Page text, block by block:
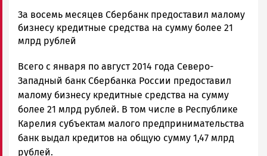
admintimur
Новости
Петрозаводска
Карелии
|
Петрозаводск
ГОВОРИТ
За восемь месяцев Сбербанк предоставил малому
бизнесу кредитные средства на сумму более 21
млрд рублей
Всего с января по август 2014 года Северо-
Западный банк Сбербанка России предоставил
малому бизнесу кредитные средства на сумму
более 21 млрд рублей. В том числе в Республике
Карелия субъектам малого предпринимательства
банк выдал кредитов на общую сумму 1,47 млрд
рублей.